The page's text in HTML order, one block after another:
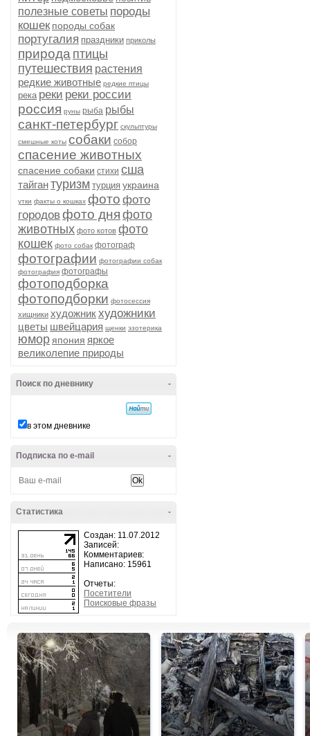
полезные советы породы
кошек породы собак
португалия праздники приколы
природа птицы
путешествия растения
редкие животные редкие птицы
река реки реки россии
россия руны рыба рыбы
санкт-петербург скульптуры
смешные коты собаки собор
спасение животных
спасение собаки стихи сша
тайгантуризм турция украина
утки факты о кошках фото фото
городовфото дня фото
животных фото котов фото
кошек фото собак фотограф
фотографии фотографии собак
фотография фотографы
фотоподборка
фотоподборки фотосессия
хищники художникхудожники
цветы швейцария щенки эзотерика
юмор япония яркое
великолепие природы
-
Поиск по дневнику
в этом дневнике
-
Подписка по e-mail
-
Статистика
Создан: 11.07.2012
Записей:
Комментариев:
Написано: 15961
Отчеты:
Посетители
Поисковые фразы